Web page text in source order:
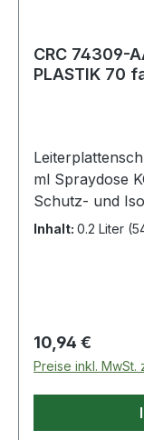
CRC 74309-
ml Spraydose
Schutz- und
trocknet schnell
Klarlack für
Inhalt: 0.2 Liter
Regulärer Preis:
10,94 €
Preise inkl.